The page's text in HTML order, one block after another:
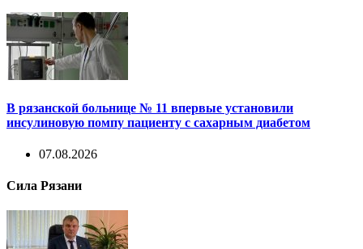
В рязанской больнице № 11 впервые установили
инсулиновую помпу пациенту с сахарным диабетом
07.08.2026
Сила Рязани